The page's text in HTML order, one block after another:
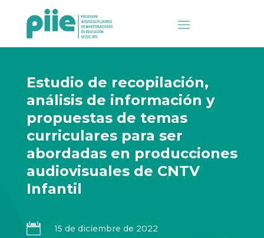
Estudio de recopilación,
análisis de información y
propuestas de temas
curriculares para ser
abordadas en producciones
audiovisuales de CNTV
Infantil
 15 de diciembre de 2022